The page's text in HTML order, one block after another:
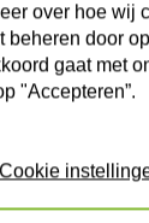
€
€
€ 625,00
over hoe wij
beheren door
gaat met
"Accepteren”.
Cookie